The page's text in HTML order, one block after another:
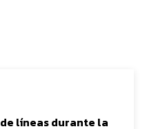
líneas durante la